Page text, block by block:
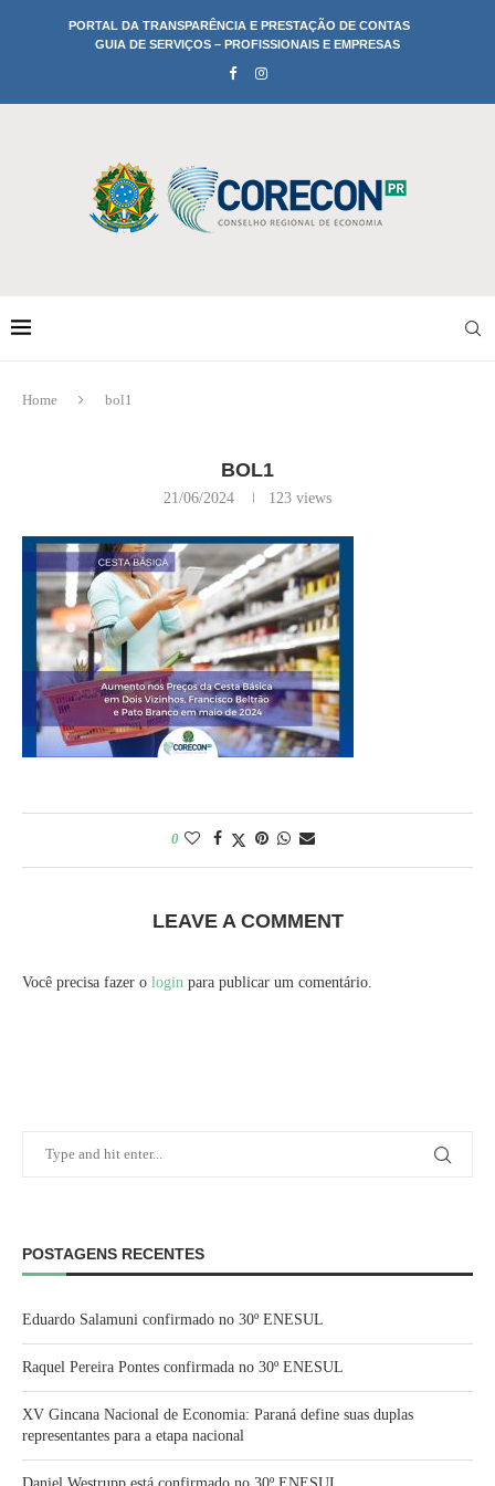
PORTAL DA TRANSPARÊNCIA E PRESTAÇÃO DE CONTAS
GUIA DE SERVIÇOS – PROFISSIONAIS E EMPRESAS
Home bol1
BOL1
21/06/2024 123 views
0
LEAVE A COMMENT
Você precisa fazer o login para publicar um comentário.
POSTAGENS RECENTES
Eduardo Salamuni confirmado no 30º ENESUL
Raquel Pereira Pontes confirmada no 30º ENESUL
XV Gincana Nacional de Economia: Paraná define suas duplas
representantes para a etapa nacional